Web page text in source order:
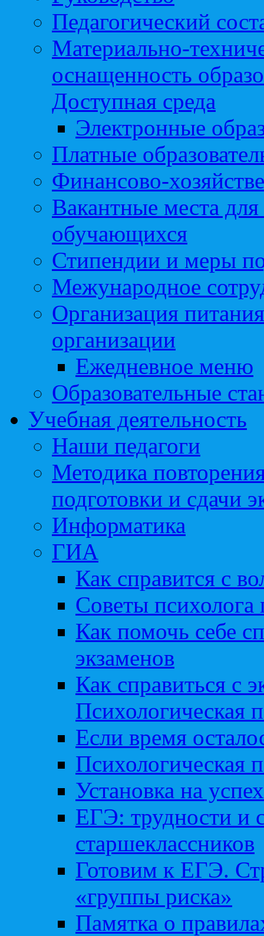
Педагогический
Материально-
оснащенность
Доступная среда
Электронные
Платные
Финансово-
Вакантные места
обучающихся
Стипендии и меры
Межународное
Организация
организации
Ежедневное меню
Образовательные
Учебная деятельность
Наши педагоги
Методика
подготовки и сдачи
Информатика
ГИА
Как справится с
Советы
Как помочь себе
экзаменов
Как справиться с
Психологическая
Если время
Психологическая
Установка на успех
ЕГЭ: трудности и
старшеклассников
Готовим к ЕГЭ.
«группы риска»
Памятка о